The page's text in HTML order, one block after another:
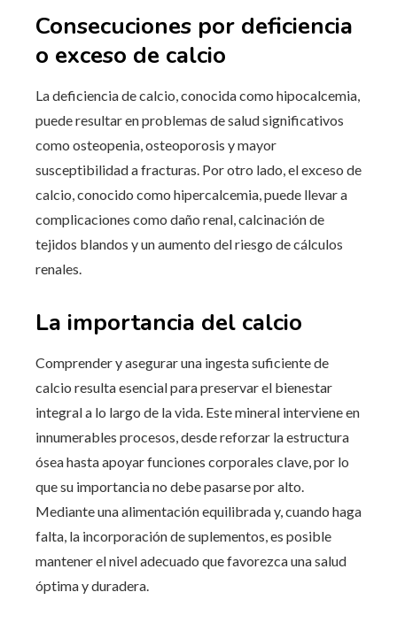
Consecuciones por deficiencia
o exceso de calcio
La deficiencia de calcio, conocida como hipocalcemia,
puede resultar en problemas de salud significativos
como osteopenia, osteoporosis y mayor
susceptibilidad a fracturas. Por otro lado, el exceso de
calcio, conocido como hipercalcemia, puede llevar a
complicaciones como daño renal, calcinación de
tejidos blandos y un aumento del riesgo de cálculos
renales.
La importancia del calcio
Comprender y asegurar una ingesta suficiente de
calcio resulta esencial para preservar el bienestar
integral a lo largo de la vida. Este mineral interviene en
innumerables procesos, desde reforzar la estructura
ósea hasta apoyar funciones corporales clave, por lo
que su importancia no debe pasarse por alto.
Mediante una alimentación equilibrada y, cuando haga
falta, la incorporación de suplementos, es posible
mantener el nivel adecuado que favorezca una salud
óptima y duradera.